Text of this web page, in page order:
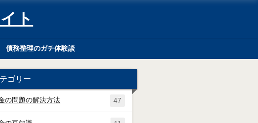
ト
債務整理のガチ体験談
ゴリー
の問題の解決方法 47